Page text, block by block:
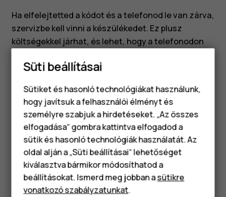
Okostelefonok
Klasszikus telefonok
Tartozékok
Ha elfelejtetted a kódot és a telefonod le van zárva,
szervizbe kell vinni a készülékedet. Ez plusz
költségekkel járhat, és lehet, hogy a telefonodon
részletekért érdeklődj a legközelebbi telefon
Hasznosnak találtad?
Igen Nem
Süti beállításai
Sütiket és hasonló technológiákat használunk,
hogy javítsuk a felhasználói élményt és
személyre szabjuk a hirdetéseket. „Az összes
elfogadása“ gombra kattintva elfogadod a
sütik és hasonló technológiák használatát. Az
oldal alján a „Süti beállításai“ lehetőséget
kiválasztva bármikor módosíthatod a
beállításokat. Ismerd meg jobban asütikre
vonatkozó szabályzatunkat.